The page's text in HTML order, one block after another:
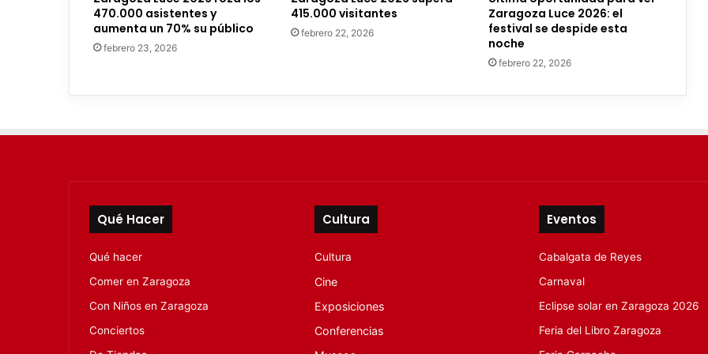
t
r
ó
470.000 asistentes y
aumenta un 70% su público
febrero 23, 2026
415.000 visitantes
febrero 22, 2026
Zaragoza Luce 2026: el
festival se despide esta
noche
febrero 22, 2026
Qué Hacer
Qué hacer
Comer en Zaragoza
Con Niños en Zaragoza
Conciertos
Cultura
Cultura
Cine
Exposiciones
Conferencias
Eventos
Cabalgata de Reyes
Carnaval
Eclipse solar en Zaragoza 2026
Feria del Libro Zaragoza